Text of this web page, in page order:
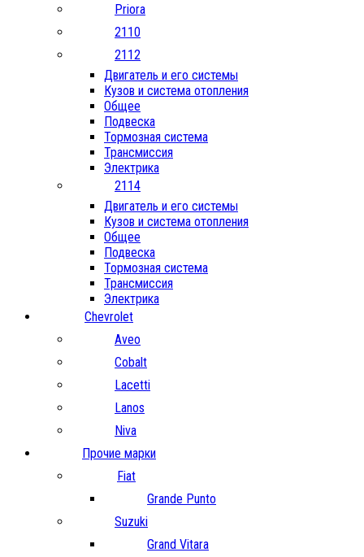
Priora
2110
2112
Двигатель и его системы
Кузов и система отопления
Общее
Подвеска
Тормозная система
Трансмиссия
Электрика
2114
Двигатель и его системы
Кузов и система отопления
Общее
Подвеска
Тормозная система
Трансмиссия
Электрика
Chevrolet
Aveo
Cobalt
Lacetti
Lanos
Niva
Прочие марки
Fiat
Grande Punto
Suzuki
Grand Vitara